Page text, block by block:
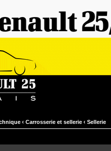
‹ Carrosserie et sellerie ‹ Sellerie